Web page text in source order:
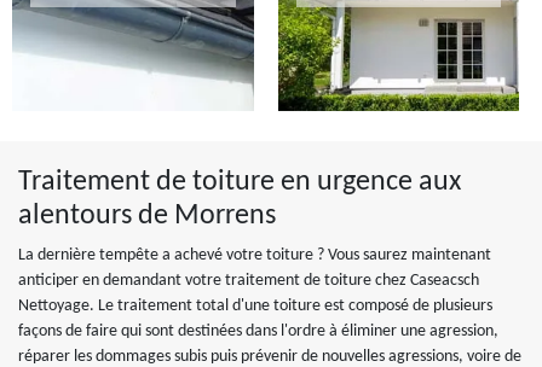
Traitement de toiture en urgence aux
alentours de Morrens
La dernière tempête a achevé votre toiture ? Vous saurez maintenant
anticiper en demandant votre traitement de toiture chez Caseacsch
Nettoyage. Le traitement total d'une toiture est composé de plusieurs
façons de faire qui sont destinées dans l'ordre à éliminer une agression,
réparer les dommages subis puis prévenir de nouvelles agressions, voire de